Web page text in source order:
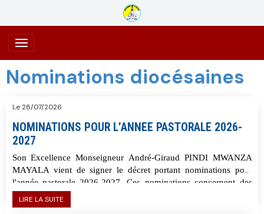
Nominations diocésaines
Le 28/07/2026
NOMINATIONS POUR L’ANNEE PASTORALE 2026-
2027
Son Excellence Monseigneur André-Giraud PINDI MWANZA
MAYALA vient de signer le décret portant nominations pour
l'année pastorale 2026-2027. Ces nominations concernent des
prêtres ainsi que des séminaristes appelés à de
nouvelles affectations. Tout en leur souhaitant un ministère
LIRE LA SUITE